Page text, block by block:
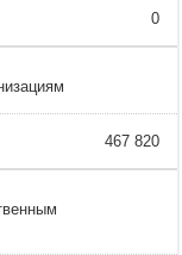
0
467 820